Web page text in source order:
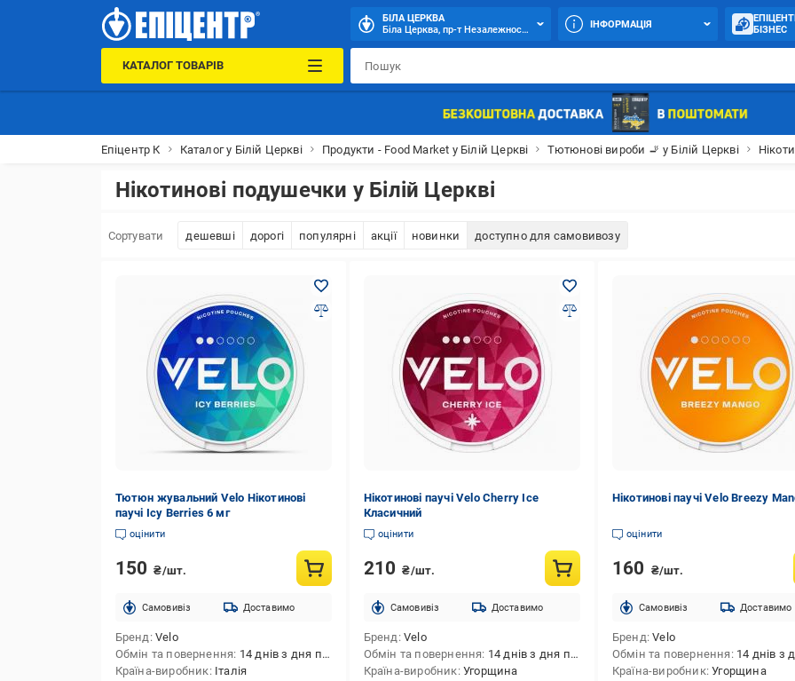
БІЛА ЦЕРКВА
Біла Церква, пр-т Незалежності, 83
ІНФОРМАЦІЯ
БІЗНЕС
КАТАЛОГ ТОВАРІВ
Епіцентр К Каталог у Білій Церкві Продукти - Food Market у Білій Церкві Тютюнові вироби 🚬 у Білій Церкві
Нікотинові подушечки у Білій Церкві
Сортувати дешевші дорогі популярні акції новинки доступно для самовивозу
Тютюн жувальний Velo Нікотинові
паучі Icy Berries 6 мг
оцінити
150 ₴/шт.
Cамовивіз Доставимо
Бренд Velo
Обмін та повернення 14 днів з дня покупки
Країна-виробник Італія
Нікотинові паучі Velo Cherry Ice
Класичний
оцінити
210 ₴/шт.
Cамовивіз Доставимо
Бренд Velo
Обмін та повернення 14 днів з дня покупки
Країна-виробник Угорщина
Нікотинові паучі Velo Breezy
оцінити
160 ₴/шт.
Cамовивіз Доставимо
Бренд Velo
Обмін та повернення 14 днів з дня
Країна-виробник Угорщина